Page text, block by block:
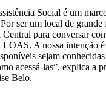
Social é um
ser um local de grande
para conversar
LOAS. A nossa intenção
sejam
acessá-las”, explica a
Belo.